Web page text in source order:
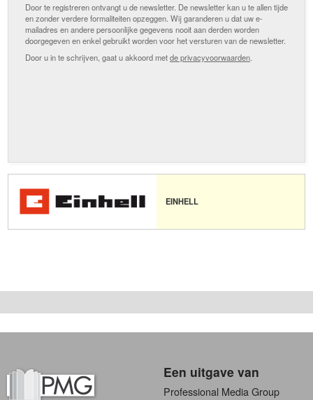
Door te registreren ontvangt u de newsletter. De newsletter kan u te allen tijde
en zonder verdere formaliteiten opzeggen. Wij garanderen u dat uw e-
mailadres en andere persoonlijke gegevens nooit aan derden worden
doorgegeven en enkel gebruikt worden voor het versturen van de newsletter.
Door u in te schrijven, gaat u akkoord metde privacyvoorwaarden
EINHELL
Een uitgave van
Professional Media Group